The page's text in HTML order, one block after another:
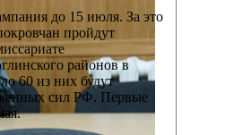
до 15 июля. За это
пройдут
районов в
60 из них будут
сил РФ. Первые